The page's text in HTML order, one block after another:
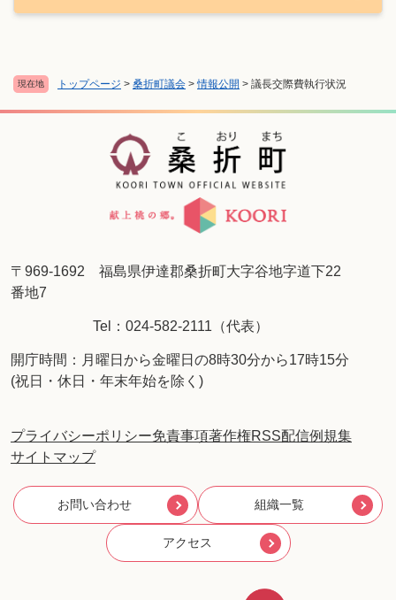
現在地 トップページ > 桑折町議会 >情報公開 > 議長交際費執行状況
〒969-1692 福島県伊達郡桑折町大字谷地字道下22
番地7
Tel：024-582-2111（代表）
開庁時間：月曜日から金曜日の8時30分から17時15分
(祝日・休日・年末年始を除く)
プライバシーポリシー免責事項著作権RSS配信例規集
サイトマップ
お問い合わせ 組織一覧
アクセス